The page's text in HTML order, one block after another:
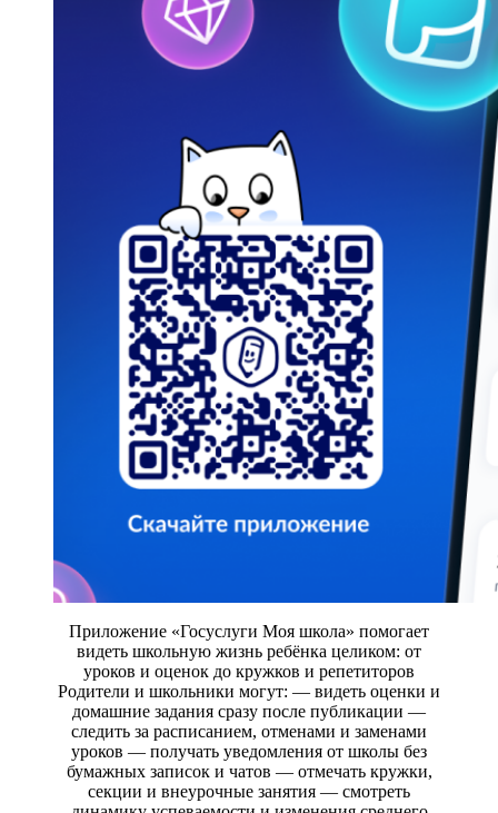
Приложение «Госуслуги Моя школа» помогает
видеть школьную жизнь ребёнка целиком: от
уроков и оценок до кружков и репетиторов
Родители и школьники могут: — видеть оценки и
домашние задания сразу после публикации —
следить за расписанием, отменами и заменами
уроков — получать уведомления от школы без
бумажных записок и чатов — отмечать кружки,
секции и внеурочные занятия — смотреть